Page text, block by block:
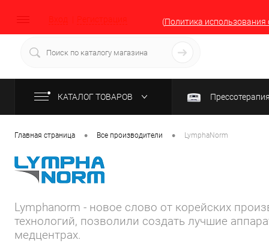
(Политика использования
Вход Регистрация
КАТАЛОГ ТОВАРОВ
Главная страница • Все производители • LymphaNorm
Lymphanorm - новое слово от корейских
технологий, позволили создать лучшие
медцентрах.